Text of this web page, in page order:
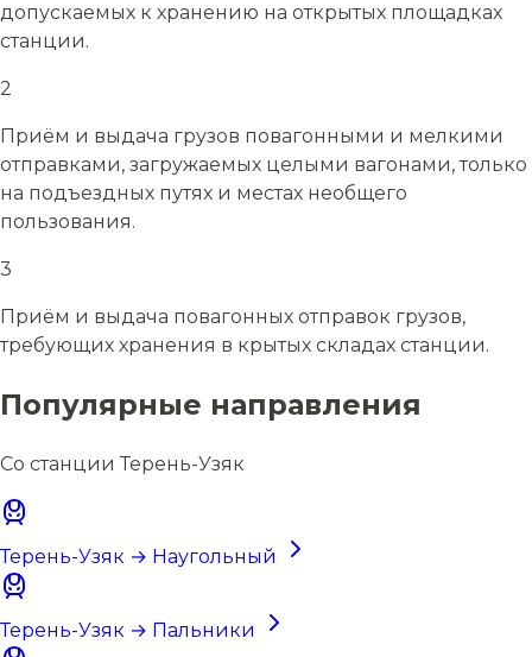
допускаемых к хранению на открытых площадках
станции.
2
Приём и выдача грузов повагонными и мелкими
отправками, загружаемых целыми вагонами, только
на подъездных путях и местах необщего
пользования.
3
Приём и выдача повагонных отправок грузов,
требующих хранения в крытых складах станции.
Популярные направления
Со станции Терень-Узяк
Терень-Узяк → Наугольный
Терень-Узяк → Пальники